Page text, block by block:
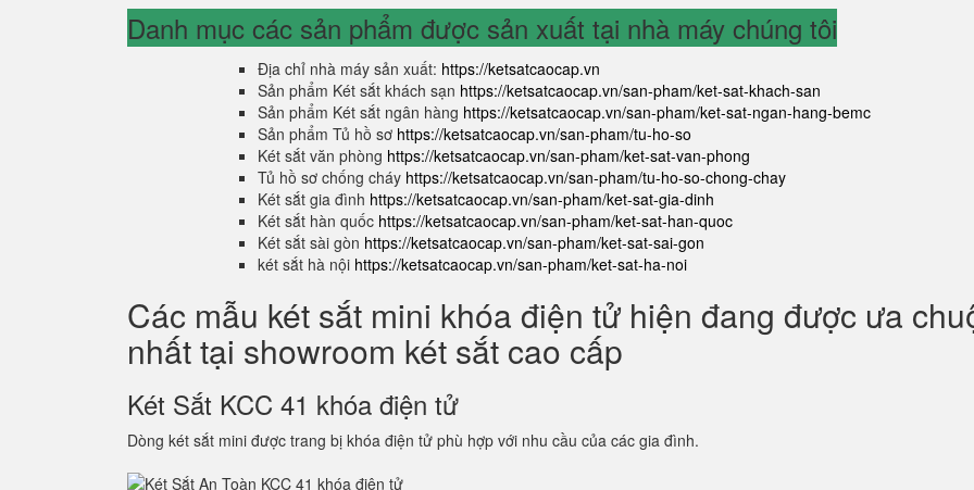
Danh mục các sản phẩm được sản xuất tại nhà máy chúng tôi
Địa chỉ nhà máy sản xuất: https://ketsatcaocap.vn
Sản phẩm Két sắt khách sạn https://ketsatcaocap.vn/san-pham/ket-sat-khach-san
Sản phẩm Két sắt ngân hàng https://ketsatcaocap.vn/san-pham/ket-sat-ngan-hang-bemc
Sản phẩm Tủ hồ sơ https://ketsatcaocap.vn/san-pham/tu-ho-so
Két sắt văn phòng https://ketsatcaocap.vn/san-pham/ket-sat-van-phong
Tủ hồ sơ chống cháy https://ketsatcaocap.vn/san-pham/tu-ho-so-chong-chay
Két sắt gia đình https://ketsatcaocap.vn/san-pham/ket-sat-gia-dinh
Két sắt hàn quốc https://ketsatcaocap.vn/san-pham/ket-sat-han-quoc
Két sắt sài gòn https://ketsatcaocap.vn/san-pham/ket-sat-sai-gon
két sắt hà nội https://ketsatcaocap.vn/san-pham/ket-sat-ha-noi
Các mẫu két sắt mini khóa điện tử hiện đang được ưa
nhất tại showroom két sắt cao cấp
Két Sắt KCC 41 khóa điện tử
Dòng két sắt mini được trang bị khóa điện tử phù hợp với nhu cầu của các gia đình.